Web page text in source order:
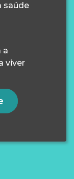
saúde
a
viver